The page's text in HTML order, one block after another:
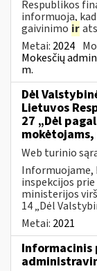
Respublikos
informuoja,
gaivinimo ir
Metai: 2024
Mokesčių
m.
Dėl
Lietuvos
27 „Dėl
mokėtojams,
Web turinio
Informuojame,
inspekcijos
ministerijos
14 „Dėl
Metai: 2021
Informacinis